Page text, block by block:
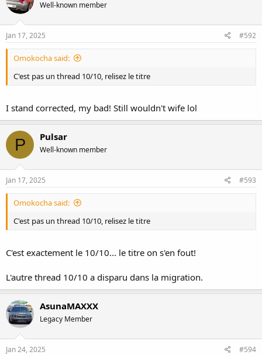
Well-known member
Jan 17, 2025 #592
Omokocha said:
C'est pas un thread 10/10, relisez le titre
I stand corrected, my bad! Still wouldn't wife lol
P Pulsar
Well-known member
Jan 17, 2025 #593
Omokocha said:
C'est pas un thread 10/10, relisez le titre
C'est exactement le 10/10... le titre on s'en fout!
L'autre thread 10/10 a disparu dans la migration.
AsunaMAXXX
Legacy Member
Jan 24, 2025 #594